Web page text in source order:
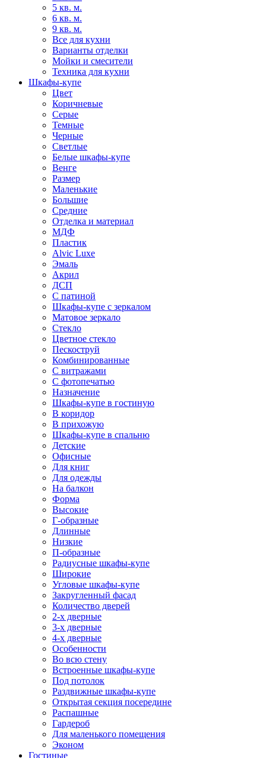
5 кв. м.
6 кв. м.
9 кв. м.
Все для кухни
Варианты отделки
Мойки и смесители
Техника для кухни
Шкафы-купе
Цвет
Коричневые
Серые
Темные
Черные
Светлые
Белые шкафы-купе
Венге
Размер
Маленькие
Большие
Средние
Отделка и материал
МДФ
Пластик
Alvic Luxe
Эмаль
Акрил
ДСП
С патиной
Шкафы-купе с зеркалом
Матовое зеркало
Стекло
Цветное стекло
Пескоструй
Комбинированные
С витражами
С фотопечатью
Назначение
Шкафы-купе в гостиную
В коридор
В прихожую
Шкафы-купе в спальню
Детские
Офисные
Для книг
Для одежды
На балкон
Форма
Высокие
Г-образные
Длинные
Низкие
П-образные
Радиусные шкафы-купе
Широкие
Угловые шкафы-купе
Закругленный фасад
Количество дверей
2-х дверные
3-х дверные
4-х дверные
Особенности
Во всю стену
Встроенные шкафы-купе
Под потолок
Раздвижные шкафы-купе
Открытая секция посередине
Распашные
Гардероб
Для маленького помещения
Эконом
Гостиные